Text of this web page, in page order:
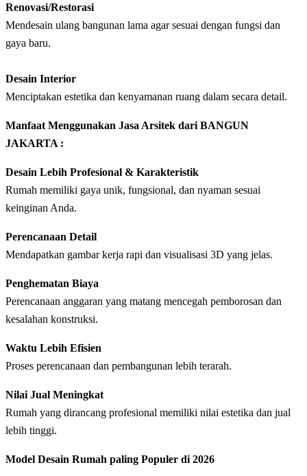
Renovasi/Restorasi
Mendesain ulang bangunan lama agar sesuai dengan fungsi dan
gaya baru.
Desain Interior
Menciptakan estetika dan kenyamanan ruang dalam secara detail.
Manfaat Menggunakan Jasa Arsitek dari BANGUN
JAKARTA :
Desain Lebih Profesional & Karakteristik
Rumah memiliki gaya unik, fungsional, dan nyaman sesuai
keinginan Anda.
Perencanaan Detail
Mendapatkan gambar kerja rapi dan visualisasi 3D yang jelas.
Penghematan Biaya
Perencanaan anggaran yang matang mencegah pemborosan dan
kesalahan konstruksi.
Waktu Lebih Efisien
Proses perencanaan dan pembangunan lebih terarah.
Nilai Jual Meningkat
Rumah yang dirancang profesional memiliki nilai estetika dan jual
lebih tinggi.
Model Desain Rumah paling Populer di 2026